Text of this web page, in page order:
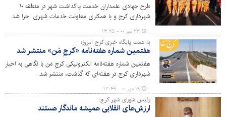
طرح جهادی علمداران خدمت پاکداشت شهر در منطقه ۱۰
شهرداری کرج و با همکاری معاونت خدمات شهری اجرا شد.
با حضور مصطفی سعیدی سیرائی، شهردار کرج، اعضای شورای
شهر و مدیران شهری اجرا شد. گفتنی است؛ با اجرای خدمات
عمرانی، ترافیکی، رفت‌ و روب، فضای سبز، درمانی، مشاوره
خانواده، اطعام نیازمندان و تقدیم بسته‌های معیشتی ارائه
می‌شود. این طرح با همکاری معاونت خدمات شهری شهرداری
کرج و گروه‌های جهادی اجرا می‌شود.
۲۳ مهر ۰۰ - ۱۳:۲۵
به همت پایگاه خبری کرج امروز؛
هفتمین شماره هفته‌نامه «کرجِ مَن» منتشر شد
هفتمین شماره هفته‌نامه الکترونیکی کرجِ مَن با نگاهی به اخبار
شهرداری کرج در هفته‌ای که گذشت، منتشر شد.
۱۹ مهر ۰۰ - ۱۳:۴۹
رئیس شورای شهر کرج:
ارزش‌های انقلابی همیشه ماندگار هستند